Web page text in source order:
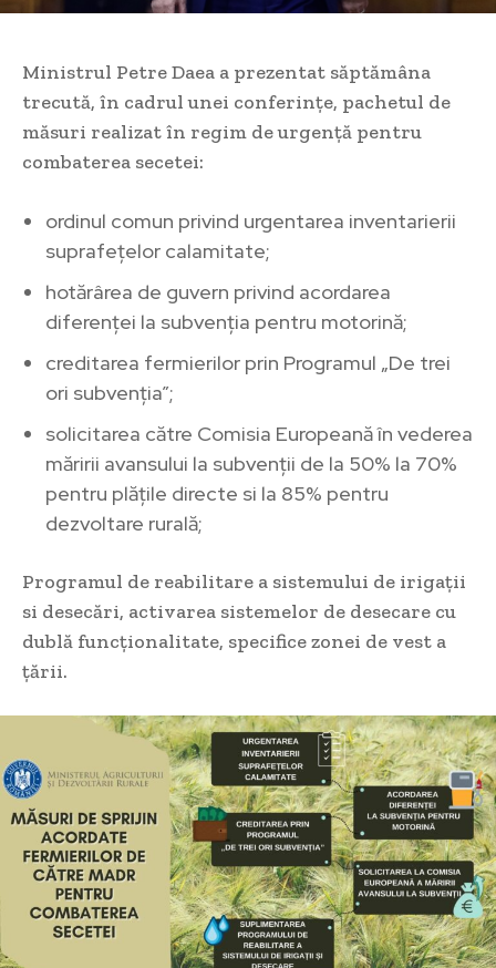
Ministrul Petre Daea a prezentat săptămâna
trecută, în cadrul unei conferințe, pachetul de
măsuri realizat în regim de urgență pentru
combaterea secetei:
ordinul comun privind urgentarea inventarierii
suprafețelor calamitate;
hotărârea de guvern privind acordarea
diferenței la subvenția pentru motorină;
creditarea fermierilor prin Programul „De trei
ori subvenția”;
solicitarea către Comisia Europeană în vederea
măririi avansului la subvenții de la 50% la 70%
pentru plățile directe si la 85% pentru
dezvoltare rurală;
Programul de reabilitare a sistemului de irigații
si desecări, activarea sistemelor de desecare cu
dublă funcționalitate, specifice zonei de vest a
țării.